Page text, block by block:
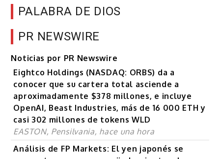
PALABRA DE DIOS
PR NEWSWIRE
Noticias por PR Newswire
Eightco Holdings (NASDAQ: ORBS) da a
conocer que su cartera total asciende a
aproximadamente $378 millones, e incluye
OpenAI, Beast Industries, más de 16 000 ETH y
casi 302 millones de tokens WLD
EASTON, Pensilvania, hace una hora
Análisis de FP Markets: El yen japonés se